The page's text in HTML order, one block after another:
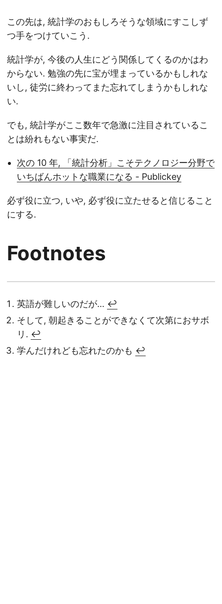
この先は, 統計学のおもしろそうな領域にすこしず
つ手をつけていこう.
統計学が, 今後の人生にどう関係してくるのかはわ
からない. 勉強の先に宝が埋まっているかもしれな
いし, 徒労に終わってまた忘れてしまうかもしれな
い.
でも, 統計学がここ数年で急激に注目されているこ
とは紛れもない事実だ.
次の 10 年, 「統計分析」こそテクノロジー分野で
いちばんホットな職業になる - Publickey
必ず役に立つ, いや, 必ず役に立たせると信じること
にする.
Footnotes
英語が難しいのだが… ↩︎
そして, 朝起きることができなくて次第におサボ
リ. ↩︎
学んだけれども忘れたのかも ↩︎